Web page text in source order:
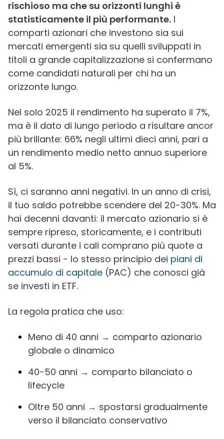
rischioso ma che su orizzonti lunghi è
statisticamente il più performante. I
comparti azionari che investono sia sui
mercati emergenti sia su quelli sviluppati in
titoli a grande capitalizzazione si confermano
come candidati naturali per chi ha un
orizzonte lungo.
Nel solo 2025 il rendimento ha superato il 7%,
ma è il dato di lungo periodo a risultare ancor
più brillante: 66% negli ultimi dieci anni, pari a
un rendimento medio netto annuo superiore
al 5%.
Sì, ci saranno anni negativi. In un anno di crisi,
il tuo saldo potrebbe scendere del 20-30%. Ma
hai decenni davanti: il mercato azionario si è
sempre ripreso, storicamente, e i contributi
versati durante i cali comprano più quote a
prezzi bassi - lo stesso principio dei piani di
accumulo di capitale (PAC) che conosci già
se investi in ETF.
La regola pratica che uso:
Meno di 40 anni → comparto azionario
globale o dinamico
40-50 anni → comparto bilanciato o
lifecycle
Oltre 50 anni → spostarsi gradualmente
verso il bilanciato conservativo